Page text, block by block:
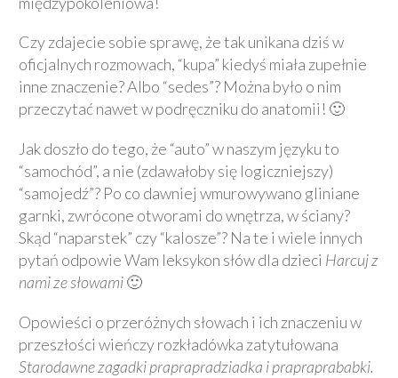
Czy zdajecie sobie sprawę, że tak unikana dziś w
oficjalnych rozmowach, “kupa” kiedyś miała zupełnie
inne znaczenie? Albo “sedes”? Można było o nim
przeczytać nawet w podręczniku do anatomii! 🙂
Jak doszło do tego, że “auto” w naszym języku to
“samochód”, a nie (zdawałoby się logiczniejszy)
“samojedź”? Po co dawniej wmurowywano gliniane
garnki, zwrócone otworami do wnętrza, w ściany?
Skąd “naparstek” czy “kalosze”? Na te i wiele innych
pytań odpowie Wam leksykon słów dla dzieci Harcuj z
nami ze słowami🙂
Opowieści o przeróżnych słowach i ich znaczeniu w
przeszłości wieńczy rozkładówka zatytułowana
Starodawne zagadki praprapradziadka i prapraprababki.